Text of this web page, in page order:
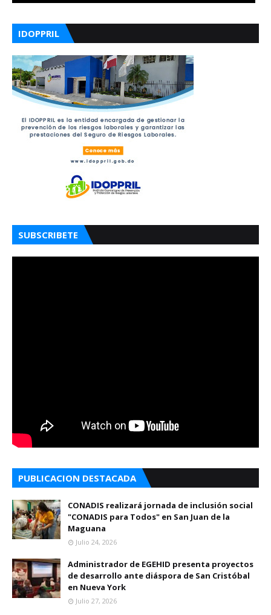
IDOPPRIL
SUBSCRIBETE
PUBLICACION DESTACADA
CONADIS realizará jornada de inclusión social
"CONADIS para Todos" en San Juan de la
Maguana
Julio 24, 2026
Administrador de EGEHID presenta proyectos
de desarrollo ante diáspora de San Cristóbal
en Nueva York
Julio 27, 2026